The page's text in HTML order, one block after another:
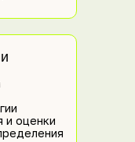
и оценки